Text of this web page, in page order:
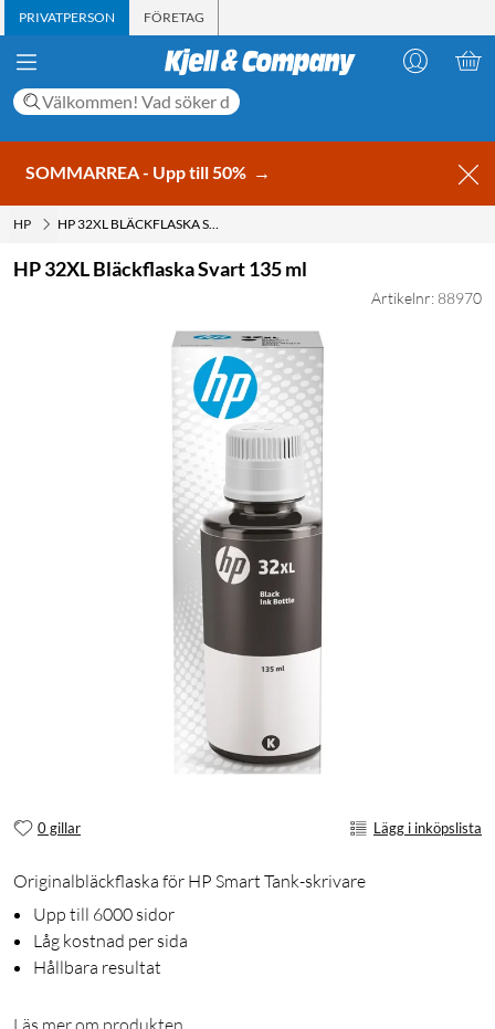
PRIVATPERSON FÖRETAG
SOMMARREA - Upp till 50% →
HP HP 32XL BLÄCKFLASKA SVART 135 ML
HP 32XL Bläckflaska Svart 135 ml
Artikelnr: 88970
0 gillar Lägg i inköpslista
Originalbläckflaska för HP Smart Tank-skrivare
Upp till 6000 sidor
Låg kostnad per sida
Hållbara resultat